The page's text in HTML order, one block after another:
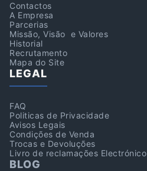
Contactos
A Empresa
Parcerias
Missão, Visão e Valores
Historial
Recrutamento
Mapa do Site
LEGAL
FAQ
Politicas de Privacidade
Avisos Legais
Condições de Venda
Trocas e Devoluções
Livro de reclamações Electrónico
BLOG